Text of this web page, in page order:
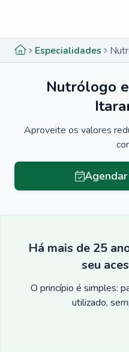
Especialidades
Nutrólogo
Aproveite os valores
Há mais de 25
seu
O princípio é simples:
utilizado,